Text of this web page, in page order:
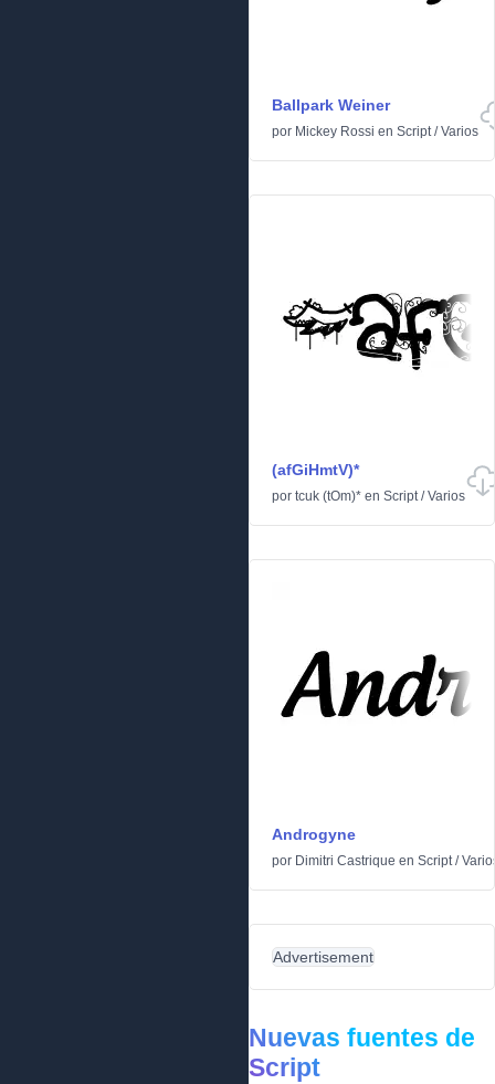
Ballpark Weiner
por Mickey Rossi en Script/Varios
(afGiHmtV)*
por tcuk (tOm)* en Script/Varios
Androgyne
por Dimitri Castrique en Script/
Advertisement
Nuevas fuentes de
Script